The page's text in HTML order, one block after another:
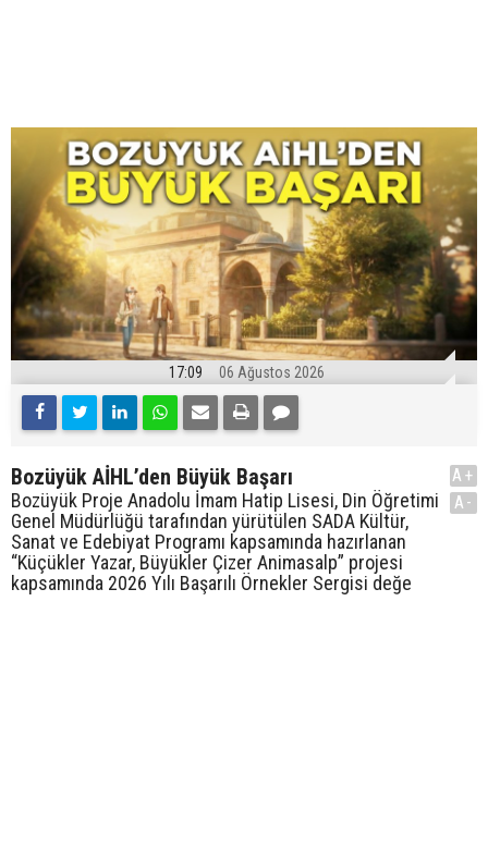
17:09 06 Ağustos 2026
Bozüyük AİHL’den Büyük Başarı
Bozüyük Proje Anadolu İmam Hatip Lisesi, Din Öğretimi
Genel Müdürlüğü tarafından yürütülen SADA Kültür,
Sanat ve Edebiyat Programı kapsamında hazırlanan
“Küçükler Yazar, Büyükler Çizer Animasalp” projesi
kapsamında 2026 Yılı Başarılı Örnekler Sergisi değe
A+
A-